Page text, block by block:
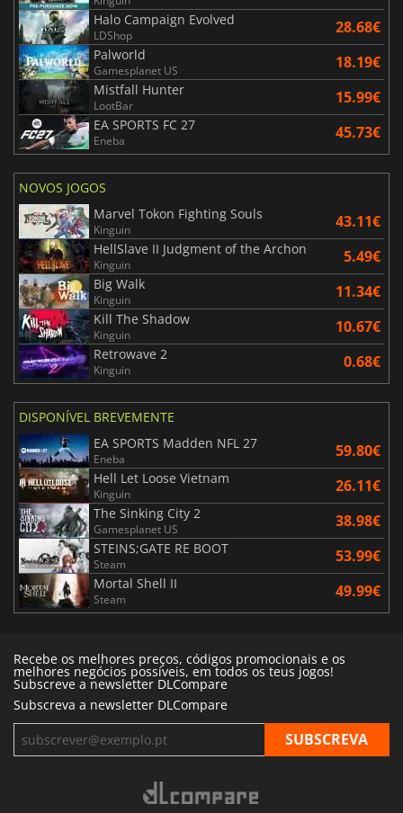
Halo Campaign Evolved
LDShop 28.68€
Palworld
Gamesplanet US 18.19€
Mistfall Hunter
LootBar 15.99€
EA SPORTS FC 27
Eneba 45.73€
NOVOS JOGOS
Marvel Tokon Fighting Souls
Kinguin 43.11€
HellSlave II Judgment of the Archon
Kinguin 5.49€
Big Walk
Kinguin 11.34€
Kill The Shadow
Kinguin 10.67€
Retrowave 2
Kinguin 0.68€
DISPONÍVEL BREVEMENTE
EA SPORTS Madden NFL 27
Eneba 59.80€
Hell Let Loose Vietnam
Kinguin 26.11€
The Sinking City 2
Gamesplanet US 38.98€
STEINS;GATE RE BOOT
Steam 53.99€
Mortal Shell II
Steam 49.99€
Recebe os melhores preços, códigos promocionais e os
melhores negócios possíveis, em todos os teus jogos!
Subscreve a newsletter DLCompare
Subscreva a newsletter DLCompare